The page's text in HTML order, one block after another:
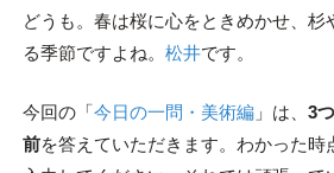
どうも。春は桜に心をときめかせ、杉
る季節ですよね。 松井です。
今回の「今日の一問・美術編」は、 3
前を答えていただきます。わかった時